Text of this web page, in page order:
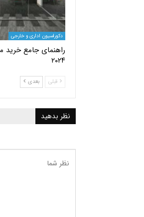
دکوراسیون اداری و خارجی
راهنمای جامع خرید
۲۰۲۴
قبلی بعدی
نظر بدهید